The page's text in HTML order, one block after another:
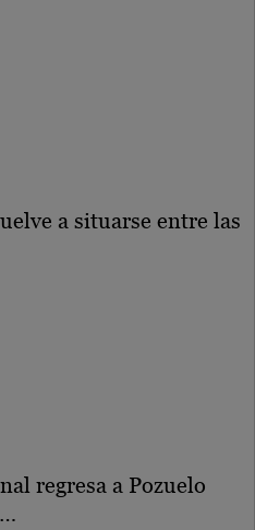
a situarse entre las
regresa a Pozuelo